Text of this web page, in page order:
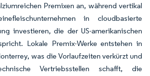
Premixen an, während vertikal
in cloudbasierte
investieren, die der US-amerikanischen
Lokale Premix-Werke entstehen in
was die Vorlaufzeiten verkürzt und
Vertriebsstellen schafft, die